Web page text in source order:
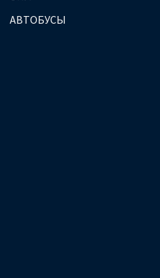
АВТОБУСЫ